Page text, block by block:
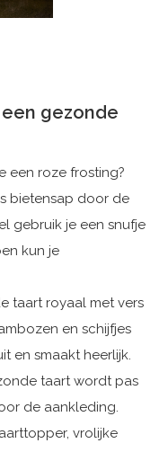
gezonde
een roze frosting?
bietensap door de
gebruik je een snufje
kun je
taart royaal met vers
en schijfjes
en smaakt heerlijk.
taart wordt pas
de aankleding.
vrolijke